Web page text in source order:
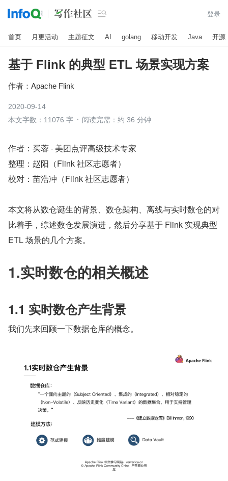
 登录
首页 月更活动 主题征文 AI golang 移动开发 Java 开源
基于 Flink 的典型 ETL 场景实现方案
作者： Apache Flink
2020-09-14
本文字数：11076 字
阅读完需：约 36 分钟
作者：买蓉 · 美团点评高级技术专家
整理：赵阳（Flink 社区志愿者）
校对：苗浩冲（Flink 社区志愿者）
本文将从数仓诞生的背景、数仓架构、离线与实时数仓的对
比着手，综述数仓发展演进，然后分享基于 Flink 实现典型
ETL 场景的几个方案。
1.实时数仓的相关概述
1.1 实时数仓产生背景
我们先来回顾一下数据仓库的概念。